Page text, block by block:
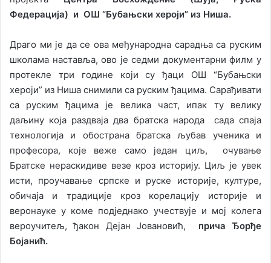
Федерација) и ОШ “Бубањски хероји” из Ниша.
Драго ми је да се ова међународна сарадња са руским
школама наставља, ово је седми документарни филм у
протекле три године који су ђаци ОШ “Бубањски
хероји” из Ниша снимили са руским ђацима. Сарађивати
са руским ђацима је велика част, ипак ту велику
даљину која раздваја два братска народа сада спаја
технологија и обострана братска љубав ученика и
професора, које веже само један циљ, очување
Братске нераскидиве везе кроз историју. Циљ је увек
исти, проучавање српске и руске историје, културе,
обичаја и традиције кроз корелацију историје и
веронауке у коме подједнако учествује и мој колега
вероучитељ, ђакон Дејан Јовановић, прича Ђорђе
Бојанић.